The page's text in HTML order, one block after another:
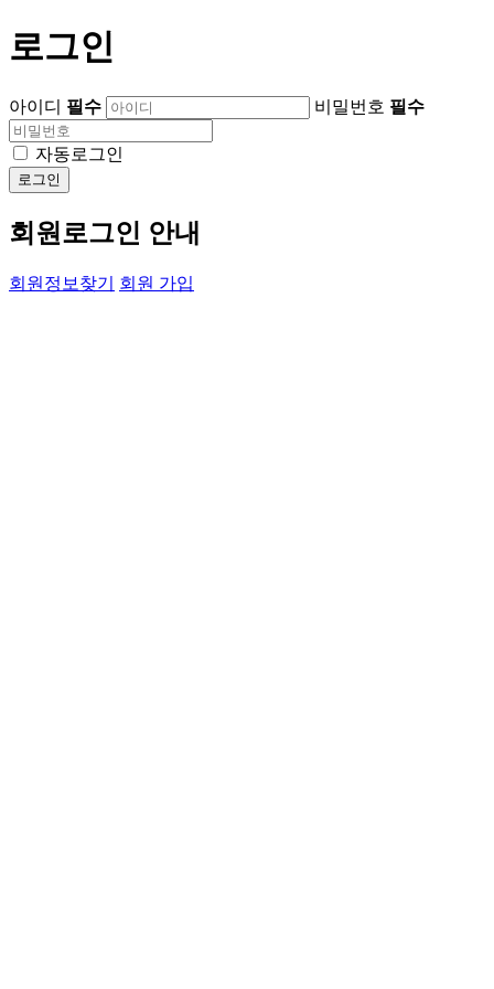
로그인
아이디 필수 비밀번호 필수
자동로그인
로그인
회원로그인 안내
회원정보찾기 회원 가입